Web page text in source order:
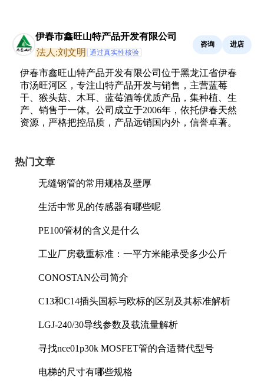
伊春市鑫旺山特产品开发有限公司
法人:刘文明 通过真实性核验
咨询 进店
伊春市鑫旺山特产品开发有限公司位于黑龙江省伊春
市汤旺河区，专注山特产品开发与销售，主营蓝莓
干、猴头菇、木耳、蓝莓酒等优质产品，集种植、生
产、销售于一体。公司成立于2006年，依托伊春天然
资源，严格把控品质，产品远销国内外，信誉卓著。
热门文章
无缝钢管的常用规格及壁厚
生活中常见的传感器有哪些呢
PE100管材的含义是什么
工业厂房载重标准：一平方米能承受多少公斤
CONOSTAN公司简介
C13和C14插头国标与欧标的区别及其标准解析
LGJ-240/30导线参数及载流量解析
寻找nce01p30k MOSFET管的合适替代型号
电梯的尺寸有哪些规格